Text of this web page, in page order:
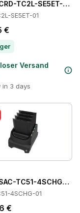
TC2L-SE5ET-01
SE5ET-01
€
Versand
in 3 days
TC51-4SCHG-01
4SCHG-01
€